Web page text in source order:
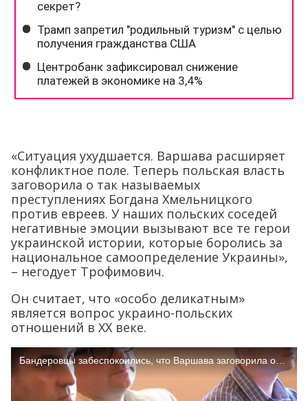
«Ситуация ухудшается. Варшава расширяет
конфликтное поле. Теперь польская власть
заговорила о так называемых
преступлениях Богдана Хмельницкого
против евреев. У наших польских соседей
негативные эмоции вызывают все те герои
украинской истории, которые боролись за
национальное самоопределение Украины»,
– негодует Трофимович.
Он считает, что «особо деликатным»
является вопрос украино-польских
отношений в XX веке.